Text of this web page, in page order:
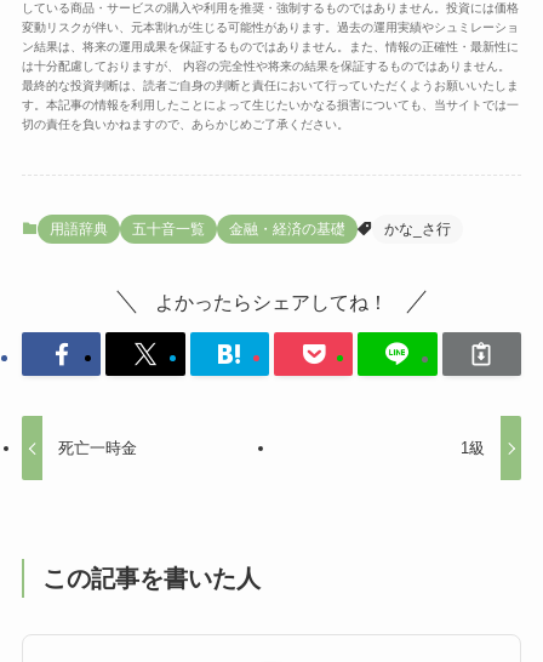
している商品・サービスの購入や利用を推奨・強制するものではありません。投資には価格
変動リスクが伴い、元本割れが生じる可能性があります。過去の運用実績やシュミレーショ
ン結果は、将来の運用成果を保証するものではありません。また、情報の正確性・最新性に
は十分配慮しておりますが、 内容の完全性や将来の結果を保証するものではありません。
最終的な投資判断は、読者ご自身の判断と責任において行っていただくようお願いいたしま
す。本記事の情報を利用したことによって生じたいかなる損害についても、当サイトでは一
切の責任を負いかねますので、あらかじめご了承ください。
用語辞典 五十音一覧 金融・経済の基礎 かな_さ行
よかったらシェアしてね！
死亡一時金 1級
この記事を書いた人